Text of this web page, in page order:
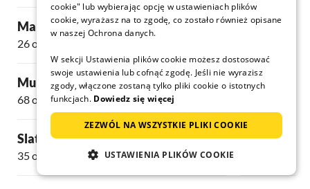
Marina
26 oferty
Murter
68 oferty
Slatine
35 oferty
Tribunj
Sevid
Razanj
cookie" lub wybierając opcję w ustawieniach plików
cookie, wyrażasz na to zgodę, co zostało również opisane
w naszej Ochrona danych.
W sekcji Ustawienia plików cookie możesz dostosować
swoje ustawienia lub cofnąć zgodę. Jeśli nie wyrazisz
zgody, włączone zostaną tylko pliki cookie o istotnych
funkcjach. Dowiedz się więcej
ZEZWÓL NA WSZYSTKIE PLIKI COOKIE
USTAWIENIA PLIKÓW COOKIE